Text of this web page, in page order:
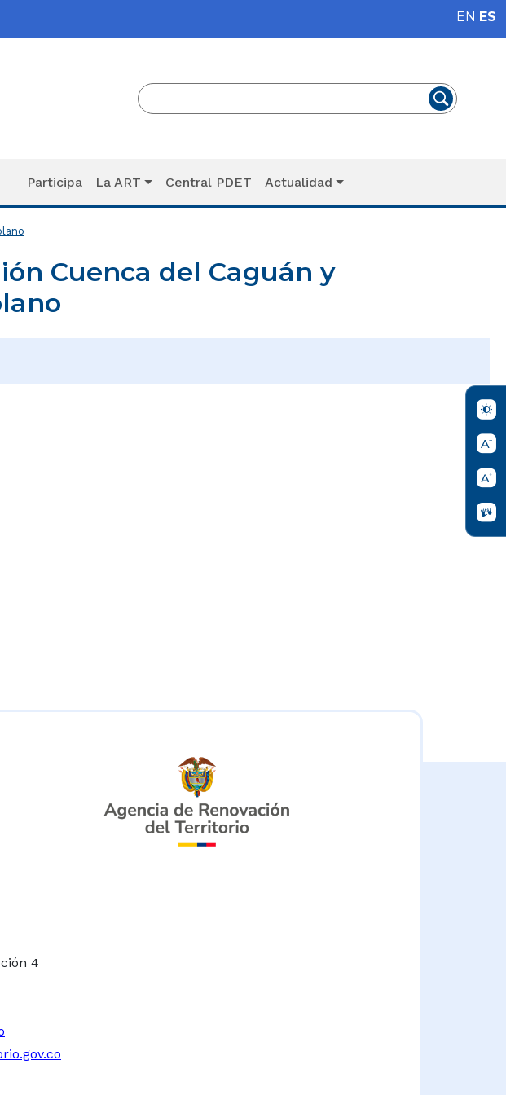
EN ES
Participa La ART Central PDET Actualidad
Cuenca del Caguán y
4